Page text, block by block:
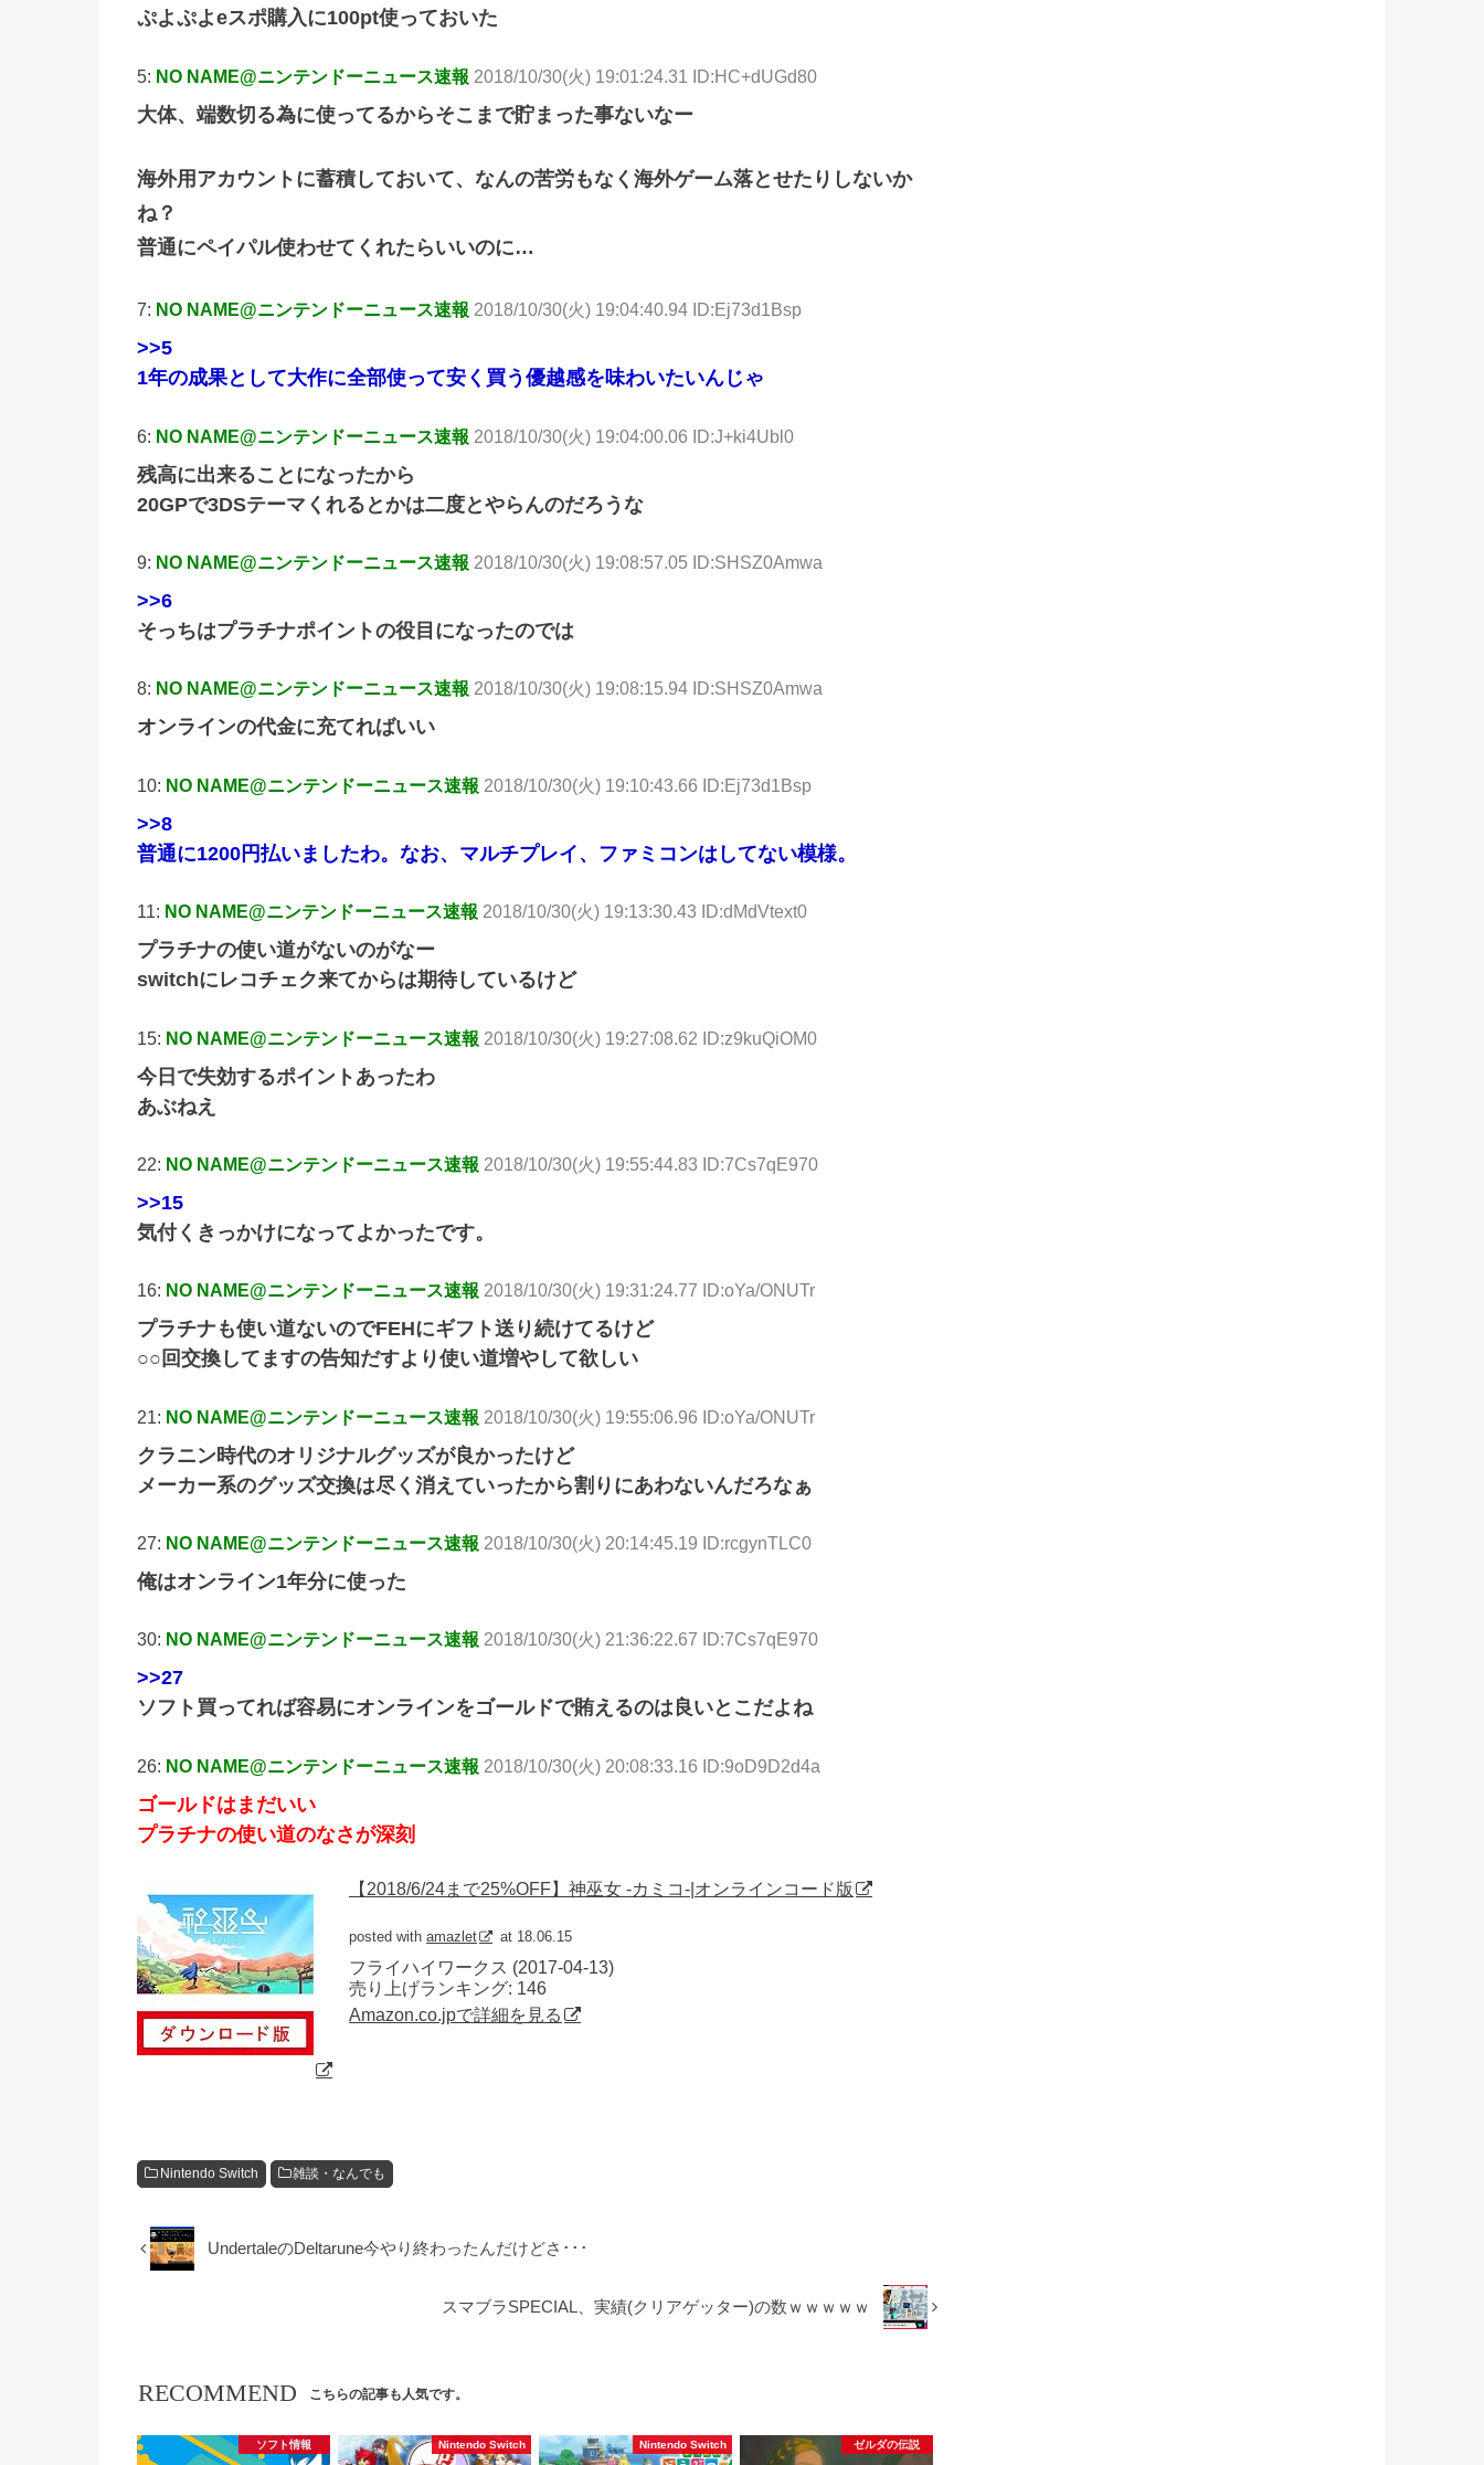
ぷよぷよeスポ購入に100pt使っておいた
5: NO NAME@ニンテンドーニュース速報 2018/10/30(火) 19:01:24.31 ID:HC+dUGd80
大体、端数切る為に使ってるからそこまで貯まった事ないなー
海外用アカウントに蓄積しておいて、なんの苦労もなく海外ゲーム落とせたりしないか
ね？
普通にペイパル使わせてくれたらいいのに…
7: NO NAME@ニンテンドーニュース速報 2018/10/30(火) 19:04:40.94 ID:Ej73d1Bsp
>>5
1年の成果として大作に全部使って安く買う優越感を味わいたいんじゃ
6: NO NAME@ニンテンドーニュース速報 2018/10/30(火) 19:04:00.06 ID:J+ki4Ubl0
残高に出来ることになったから
20GPで3DSテーマくれるとかは二度とやらんのだろうな
9: NO NAME@ニンテンドーニュース速報 2018/10/30(火) 19:08:57.05 ID:SHSZ0Amwa
>>6
そっちはプラチナポイントの役目になったのでは
8: NO NAME@ニンテンドーニュース速報 2018/10/30(火) 19:08:15.94 ID:SHSZ0Amwa
オンラインの代金に充てればいい
10: NO NAME@ニンテンドーニュース速報 2018/10/30(火) 19:10:43.66 ID:Ej73d1Bsp
>>8
普通に1200円払いましたわ。なお、マルチプレイ、ファミコンはしてない模様。
11: NO NAME@ニンテンドーニュース速報 2018/10/30(火) 19:13:30.43 ID:dMdVtext0
プラチナの使い道がないのがなー
switchにレコチェク来てからは期待しているけど
15: NO NAME@ニンテンドーニュース速報 2018/10/30(火) 19:27:08.62 ID:z9kuQiOM0
今日で失効するポイントあったわ
あぶねえ
22: NO NAME@ニンテンドーニュース速報 2018/10/30(火) 19:55:44.83 ID:7Cs7qE970
>>15
気付くきっかけになってよかったです。
16: NO NAME@ニンテンドーニュース速報 2018/10/30(火) 19:31:24.77 ID:oYa/ONUTr
プラチナも使い道ないのでFEHにギフト送り続けてるけど
○○回交換してますの告知だすより使い道増やして欲しい
21: NO NAME@ニンテンドーニュース速報 2018/10/30(火) 19:55:06.96 ID:oYa/ONUTr
クラニン時代のオリジナルグッズが良かったけど
メーカー系のグッズ交換は尽く消えていったから割りにあわないんだろなぁ
27: NO NAME@ニンテンドーニュース速報 2018/10/30(火) 20:14:45.19 ID:rcgynTLC0
俺はオンライン1年分に使った
30: NO NAME@ニンテンドーニュース速報 2018/10/30(火) 21:36:22.67 ID:7Cs7qE970
>>27
ソフト買ってれば容易にオンラインをゴールドで賄えるのは良いとこだよね
26: NO NAME@ニンテンドーニュース速報 2018/10/30(火) 20:08:33.16 ID:9oD9D2d4a
ゴールドはまだいい
プラチナの使い道のなさが深刻
【2018/6/24まで25%OFF】神巫女 -カミコ-|オンラインコード版
posted with amazlet at 18.06.15
フライハイワークス (2017-04-13)
売り上げランキング: 146
Amazon.co.jpで詳細を見る
Nintendo Switch 雑談・なんでも
UndertaleのDeltarune今やり終わったんだけどさ･･･
スマブラSPECIAL、実績(クリアゲッター)の数ｗｗｗｗｗ
RECOMMEND こちらの記事も人気です。
ソフト情報 Nintendo Switch Nintendo Switch ゼルダの伝説